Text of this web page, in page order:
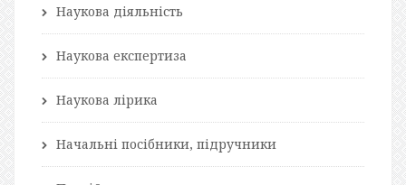
Наукова діяльність
Наукова експертиза
Наукова лірика
Начальні посібники, підручники